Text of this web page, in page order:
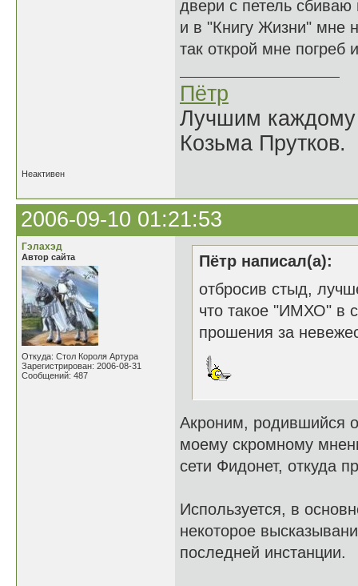
двери с петель сбиваю
и в "Книгу Жизни" мне
так открой мне погреб
Пётр
Лучшим каждому
Козьма Прутков.
Неактивен
2006-09-10 01:21:53
Гэлахэд
Автор сайта
Откуда: Стол Короля Артура
Зарегистрирован: 2006-08-31
Сообщений: 487
Пётр написал(а):
отбросив стыд,
что такое "ИМХО" в
прошения за
Акроним, родившийся
моему скромному
сети Фидонет, откуда
Используется, в
некоторое
последней инстанции.